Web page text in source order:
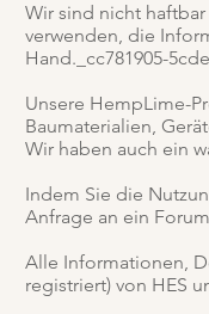
Wir sind nicht
verwenden, die
Hand._cc781905-
Unsere HempLime-
Baumaterialien,
Wir haben auch ein
Indem Sie die
Anfrage an ein
Alle Informationen,
registriert) von HES